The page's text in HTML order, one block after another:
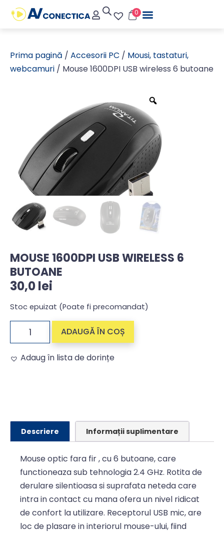
0
Prima pagină / Accesorii PC / Mousi, tastaturi,
webcamuri / Mouse 1600DPI USB wireless 6 butoane
MOUSE 1600DPI USB WIRELESS 6
BUTOANE
30,0lei
Stoc epuizat (Poate fi precomandat)
ADAUGĂ ÎN COȘ
Adaug în lista de dorințe
Descriere Informații suplimentare
Mouse optic fara fir , cu 6 butoane, care
functioneaza sub tehnologia 2.4 GHz. Rotita de
derulare silentioasa si suprafata neteda care
intra in contact cu mana ofera un nivel ridicat
de confort la utilizare. Receptorul USB mic, are
loc de plasare in interiorul mouse-ului, fiind